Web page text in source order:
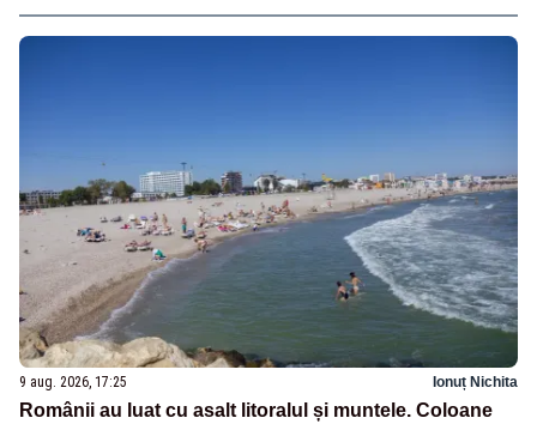
9 aug. 2026, 17:25 Ionuț Nichita
Românii au luat cu asalt litoralul și muntele. Coloane